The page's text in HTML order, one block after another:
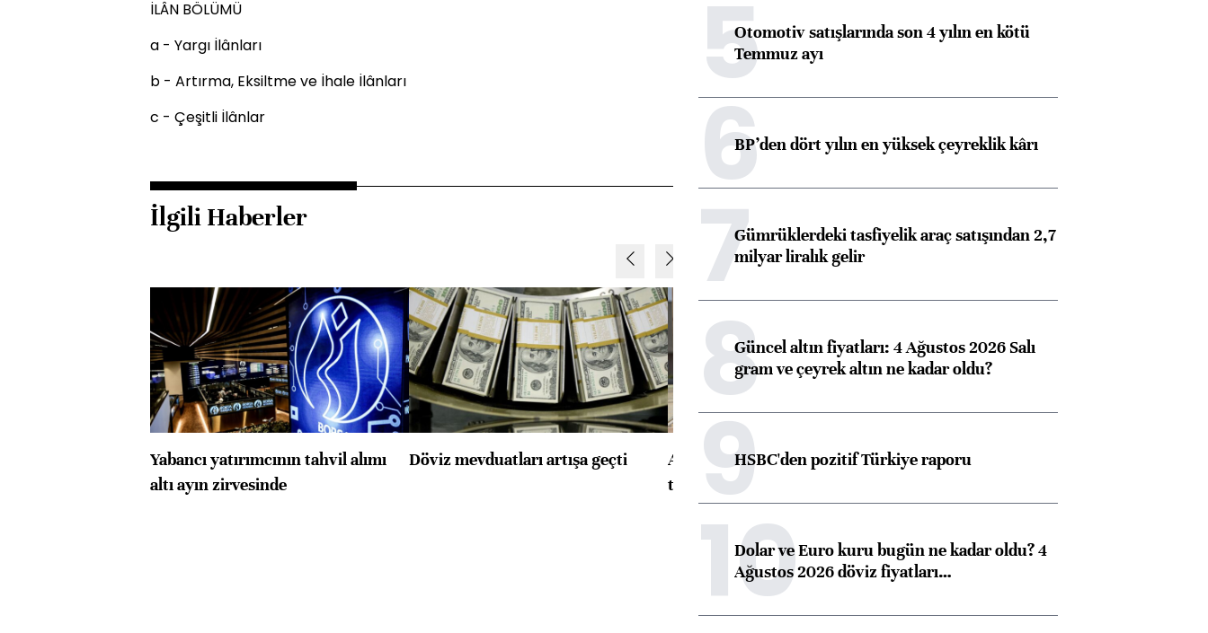
İLÂN BÖLÜMÜ
a - Yargı İlânları
b - Artırma, Eksiltme ve İhale İlânları
c - Çeşitli İlânlar
İlgili Haberler
Yabancı yatırımcının tahvil alımı
altı ayın zirvesinde
Döviz mevduatları artışa geçti
ABD'de konut başlangıçları
toparlandı
konusunda Unicredit ile
görüşmelere hazırlanıyor
5Otomotiv satışlarında son 4 yılın en kötü
Temmuz ayı
6BP’den dört yılın en yüksek çeyreklik kârı
7Gümrüklerdeki tasfiyelik araç satışından 2,7
milyar liralık gelir
8Güncel altın fiyatları: 4 Ağustos 2026 Salı
gram ve çeyrek altın ne kadar oldu?
9HSBC'den pozitif Türkiye raporu
10
Dolar ve Euro kuru bugün ne kadar oldu? 4
Ağustos 2026 döviz fiyatları…